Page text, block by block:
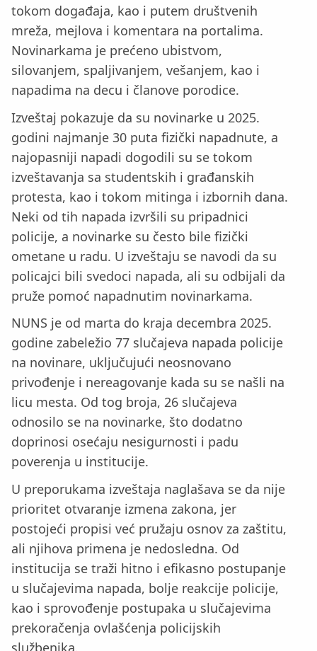
tokom događaja, kao i putem društvenih
mreža, mejlova i komentara na portalima.
Novinarkama je prećeno ubistvom,
silovanjem, spaljivanjem, vešanjem, kao i
napadima na decu i članove porodice.
Izveštaj pokazuje da su novinarke u 2025.
godini najmanje 30 puta fizički napadnute, a
najopasniji napadi dogodili su se tokom
izveštavanja sa studentskih i građanskih
protesta, kao i tokom mitinga i izbornih dana.
Neki od tih napada izvršili su pripadnici
policije, a novinarke su često bile fizički
ometane u radu. U izveštaju se navodi da su
policajci bili svedoci napada, ali su odbijali da
pruže pomoć napadnutim novinarkama.
NUNS je od marta do kraja decembra 2025.
godine zabeležio 77 slučajeva napada policije
na novinare, uključujući neosnovano
privođenje i nereagovanje kada su se našli na
licu mesta. Od tog broja, 26 slučajeva
odnosilo se na novinarke, što dodatno
doprinosi osećaju nesigurnosti i padu
poverenja u institucije.
U preporukama izveštaja naglašava se da nije
prioritet otvaranje izmena zakona, jer
postojeći propisi već pružaju osnov za zaštitu,
ali njihova primena je nedosledna. Od
institucija se traži hitno i efikasno postupanje
u slučajevima napada, bolje reakcije policije,
kao i sprovođenje postupaka u slučajevima
prekoračenja ovlašćenja policijskih
službenika.